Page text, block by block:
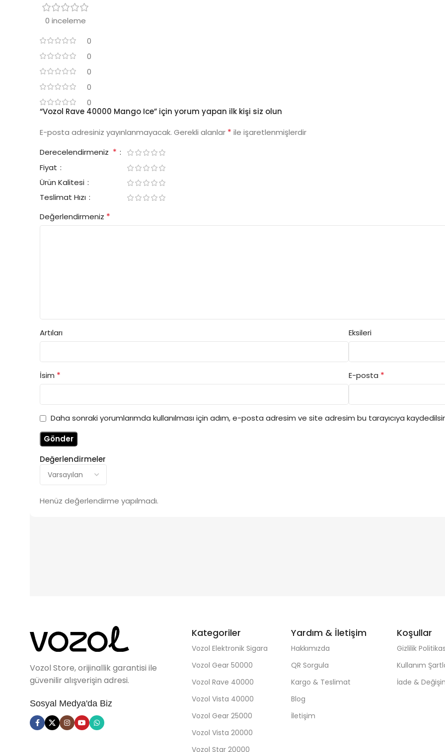
0 inceleme
0
0
0
0
0
Değerlendirmeler
Henüz değerlendirme yapılmadı.
“Vozol Rave 40000 Mango Ice” için yorum yapan ilk kişi siz olun
E-posta adresiniz yayınlanmayacak. Gerekli alanlar * ile işaretlenmişlerdir
Derecelendirmeniz *
Fiyat
Ürün Kalitesi
Teslimat Hızı
Değerlendirmeniz *
Artıları Eksileri
İsim * E-posta *
Daha sonraki yorumlarımda kullanılması için adım, e-posta adresim ve site adresim bu tarayıcıya
Vozol Store, orijinallik garantisi ile
güvenilir alışverişin adresi.
Sosyal Medya'da Biz
Kategoriler
Vozol Elektronik Sigara
Vozol Gear 50000
Vozol Rave 40000
Vozol Vista 40000
Vozol Gear 25000
Vozol Vista 20000
Vozol Star 20000
Yardım & İletişim
Hakkımızda
QR Sorgula
Kargo & Teslimat
Blog
İletişim
Koşullar
Gizlilik
Kullanım
İade &